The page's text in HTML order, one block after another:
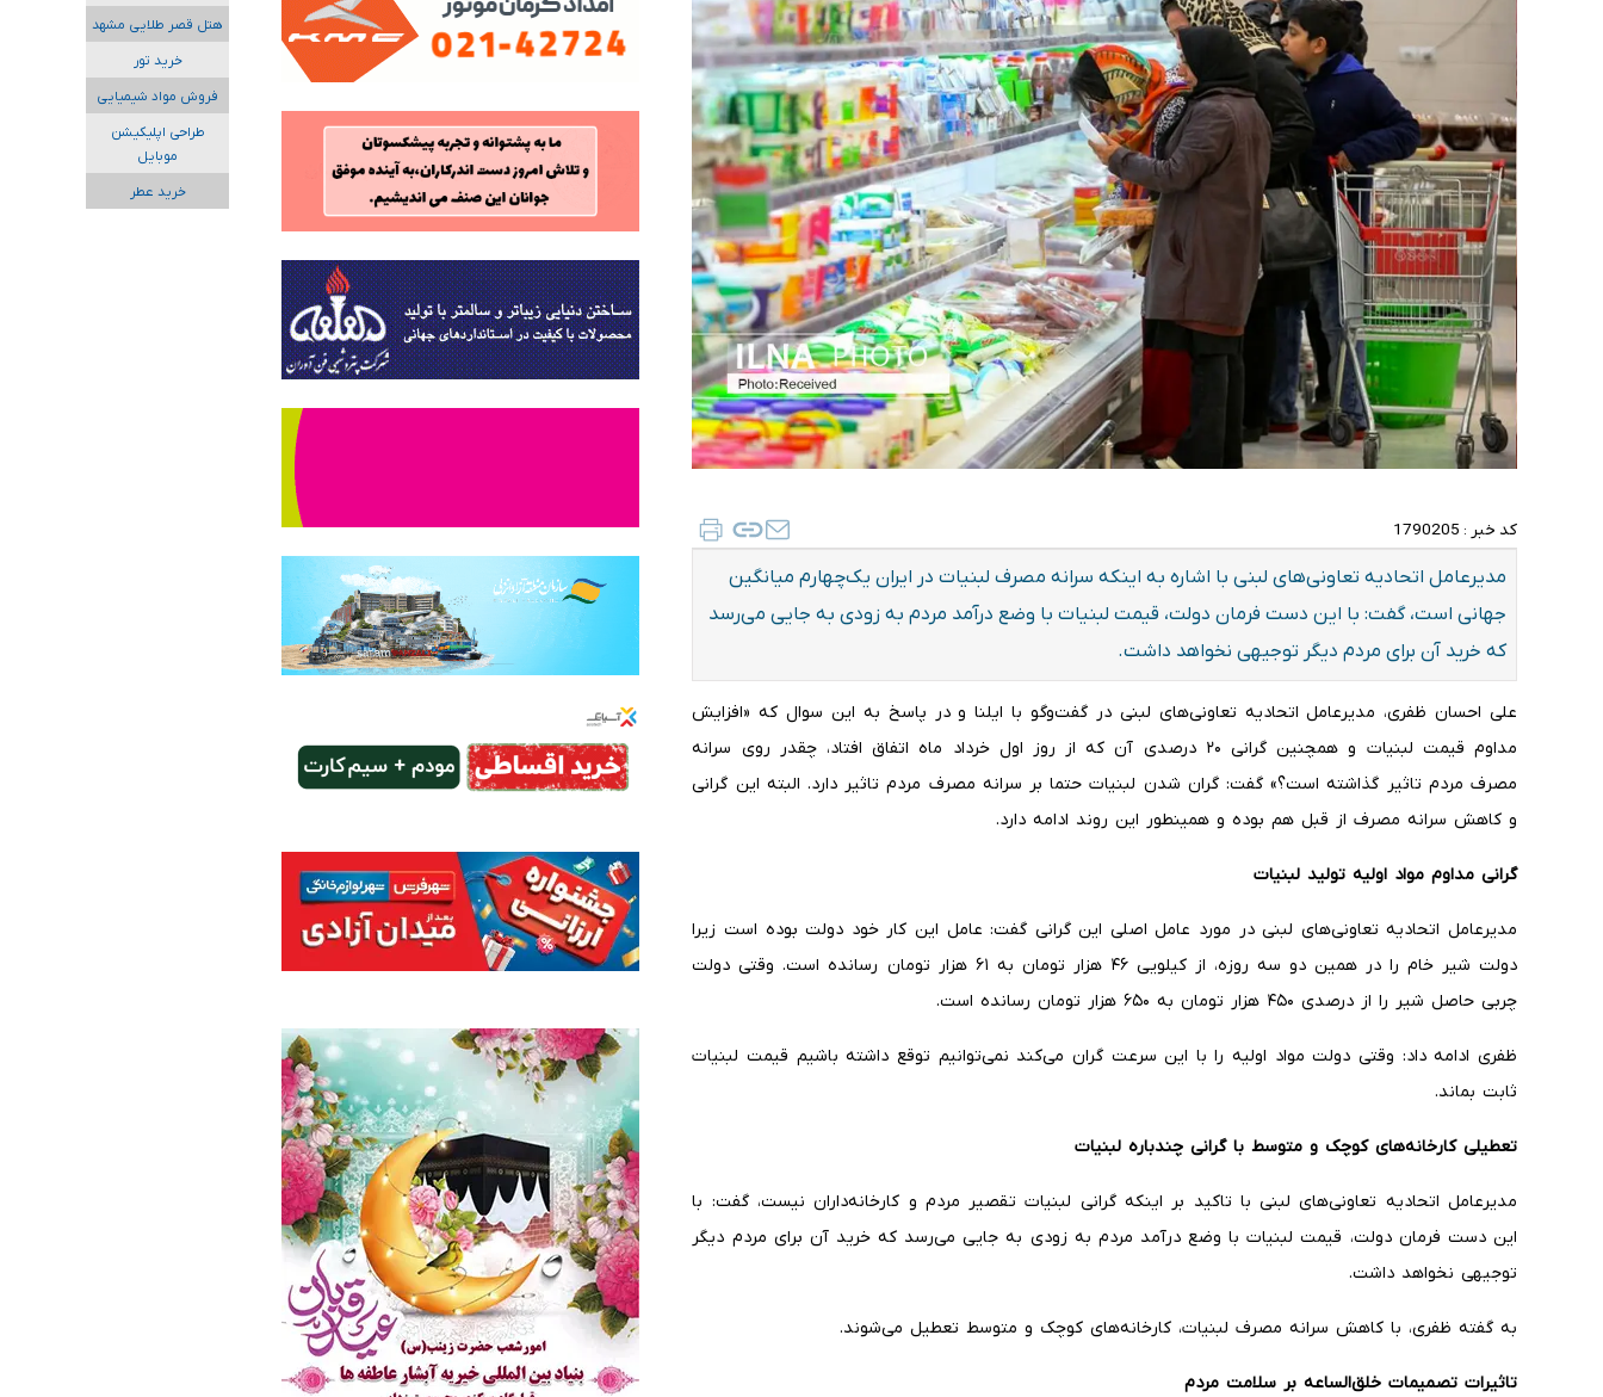
کد خبر : 1790205
مدیرعامل اتحادیه تعاونی‌های لبنی با اشاره به اینکه سرانه مصرف لبنیات در ایران یک‌چهارم میانگین
جهانی است، گفت: با این دست فرمان دولت، قیمت لبنیات با وضع درآمد مردم به زودی به جایی می‌رسد
که خرید آن برای مردم دیگر توجیهی نخواهد داشت.
علی احسان ظفری، مدیرعامل اتحادیه تعاونی‌های لبنی در گفت‌و‌گو با ایلنا و در پاسخ به این سوال که «افزایش
مداوم قیمت لبنیات و همچنین گرانی ۲۰ درصدی آن که از روز اول خرداد ماه اتفاق افتاد، چقدر روی سرانه
مصرف مردم تاثیر گذاشته است؟» گفت: گران شدن لبنیات حتما بر سرانه مصرف مردم تاثیر دارد. البته این گرانی
و کاهش سرانه مصرف از قبل هم بوده و همینطور این روند ادامه دارد.
گرانی مداوم مواد اولیه تولید لبنیات
مدیرعامل اتحادیه تعاونی‌های لبنی در مورد عامل اصلی این گرانی گفت: عامل این کار خود دولت بوده است زیرا
دولت شیر خام را در همین دو سه روزه، از کیلویی ۴۶ هزار تومان به ۶۱ هزار تومان رسانده است. وقتی دولت
چربی حاصل شیر را از درصدی ۴۵۰ هزار تومان به ۶۵۰ هزار تومان رسانده است.
ظفری ادامه داد: وقتی دولت مواد اولیه را با این سرعت گران می‌کند نمی‌توانیم توقع داشته باشیم قیمت لبنیات
ثابت بماند.
تعطیلی کارخانه‌های کوچک و متوسط با گرانی چندباره لبنیات
مدیرعامل اتحادیه تعاونی‌های لبنی با تاکید بر اینکه گرانی لبنیات تقصیر مردم و کارخانه‌داران نیست، گفت: با
این دست فرمان دولت، قیمت لبنیات با وضع درآمد مردم به زودی به جایی می‌رسد که خرید آن برای مردم دیگر
توجیهی نخواهد داشت.
به گفته ظفری، با کاهش سرانه مصرف لبنیات، کارخانه‌های کوچک و متوسط تعطیل می‌شوند.
تاثیرات تصمیمات خلق‌الساعه بر سلامت مردم
هتل قصر طلایی مشهد
خرید تور
فروش مواد شیمیایی
طراحی اپلیکیشن
موبایل
خرید عطر